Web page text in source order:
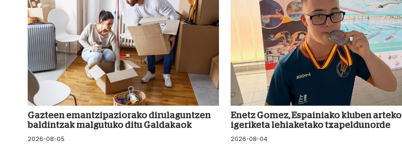
Gazteen emantzipaziorako dirulaguntzen
baldintzak malgutuko ditu Galdakaok
2026-08-05
Enetz Gomez, Espainiako kluben arteko
igeriketa lehiaketako txapeldunorde
2026-08-04